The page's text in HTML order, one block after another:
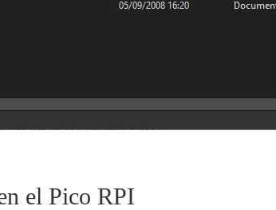
el Pico RPI